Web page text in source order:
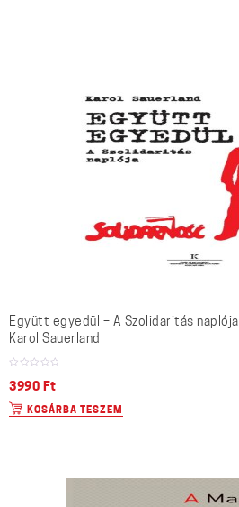
Együtt egyedül – A Szolidaritás naplója
Karol Sauerland
3990 Ft
KOSÁRBA TESZEM